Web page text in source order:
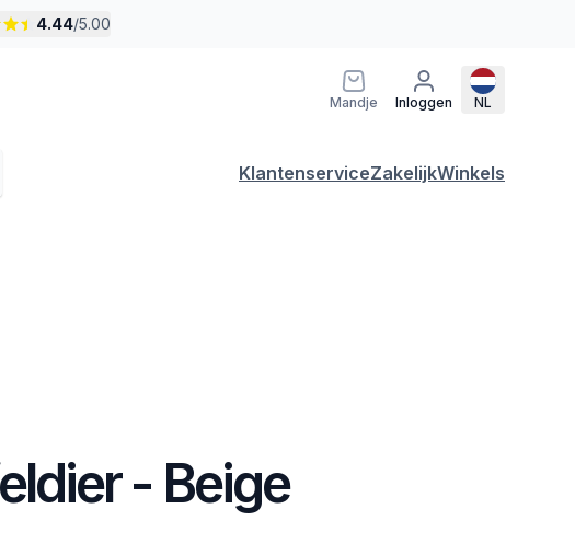
4.44/5.00
Mandje Inloggen NL
KlantenserviceZakelijkWinkels
- Beige